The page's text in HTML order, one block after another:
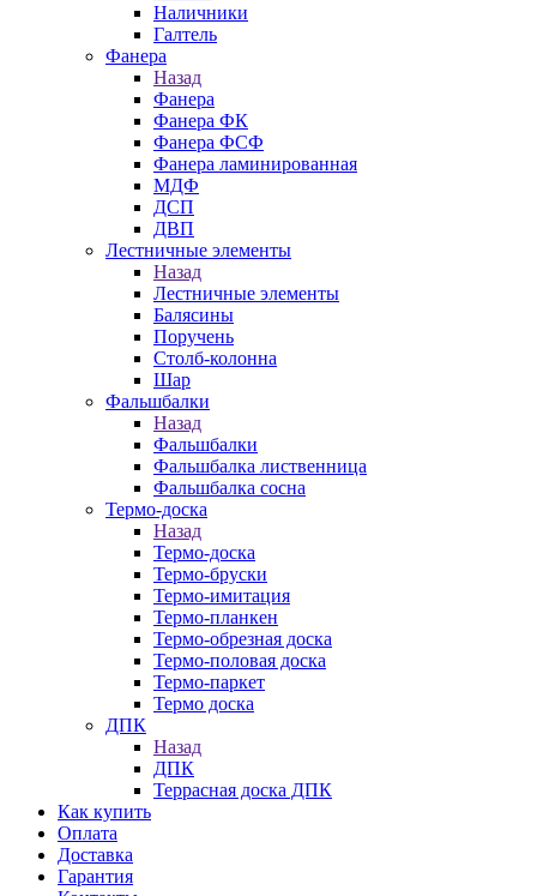
Наличники
Галтель
Фанера
Назад
Фанера
Фанера ФК
Фанера ФСФ
Фанера ламинированная
МДФ
ДСП
ДВП
Лестничные элементы
Назад
Лестничные элементы
Балясины
Поручень
Столб-колонна
Шар
Фальшбалки
Назад
Фальшбалки
Фальшбалка лиственница
Фальшбалка сосна
Термо-доска
Назад
Термо-доска
Термо-бруски
Термо-имитация
Термо-планкен
Термо-обрезная доска
Термо-половая доска
Термо-паркет
Термо доска
ДПК
Назад
ДПК
Террасная доска ДПК
Как купить
Оплата
Доставка
Гарантия